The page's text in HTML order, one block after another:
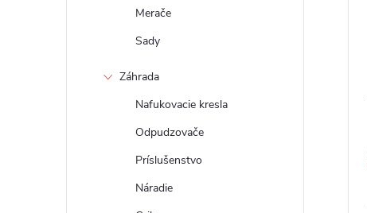
Merače
Sady
Záhrada
Nafukovacie kresla
Odpudzovače
Príslušenstvo
Náradie